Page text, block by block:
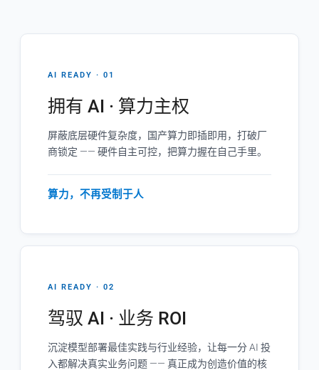
AI READY · 01
拥有 AI · 算力主权
屏蔽底层硬件复杂度，国产算力即插即用，打破厂
商锁定 —— 硬件自主可控，把算力握在自己手里。
算力，不再受制于人
AI READY · 02
驾驭 AI · 业务 ROI
沉淀模型部署最佳实践与行业经验，让每一分 AI 投
入都解决真实业务问题 —— 真正成为创造价值的核